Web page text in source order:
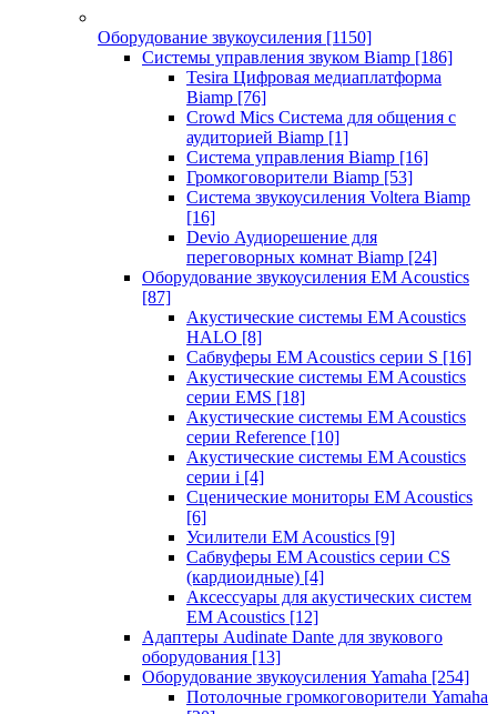
Оборудование звукоусиления [1150]
Системы управления звуком Biamp [186]
Tesira Цифровая медиаплатформа
Biamp [76]
Crowd Mics Система для общения с
аудиторией Biamp [1]
Система управления Biamp [16]
Громкоговорители Biamp [53]
Система звукоусиления Voltera Biamp
[16]
Devio Аудиорешение для
переговорных комнат Biamp [24]
Оборудование звукоусиления EM Acoustics
[87]
Акустические системы EM Acoustics
HALO [8]
Сабвуферы EM Acoustics серии S [16]
Акустические системы EM Acoustics
серии EMS [18]
Акустические системы EM Acoustics
серии Reference [10]
Акустические системы EM Acoustics
серии i [4]
Сценические мониторы EM Acoustics
[6]
Усилители EM Acoustics [9]
Сабвуферы EM Acoustics серии CS
(кардиоидные) [4]
Аксессуары для акустических систем
EM Acoustics [12]
Адаптеры Audinate Dante для звукового
оборудования [13]
Оборудование звукоусиления Yamaha [254]
Потолочные громкоговорители Yamaha